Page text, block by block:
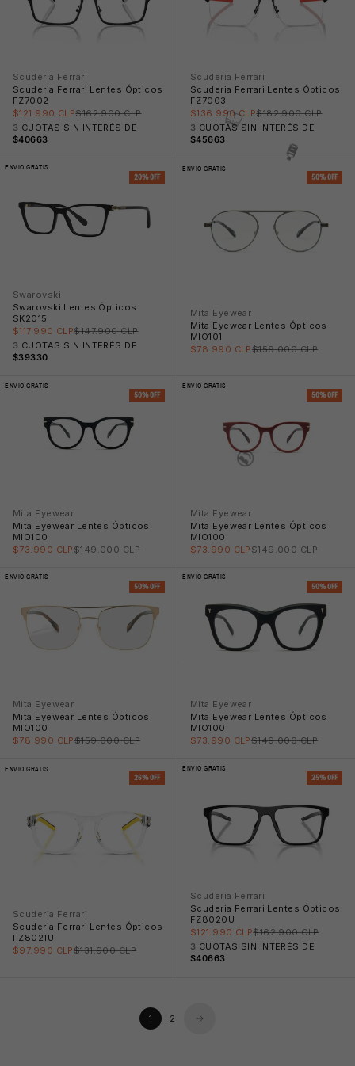
Scuderia Ferrari
Scuderia Ferrari Lentes Ópticos
FZ7002
Precio rebajado
$121.990 CLPPrecio normal
$162.900 CLP
3 CUOTAS SIN INTERÉS DE
$40663
Scuderia Ferrari
Scuderia Ferrari Lentes Ópticos
FZ7003
Precio rebajado
$136.990 CLPPrecio normal
$182.900 CLP
3 CUOTAS SIN INTERÉS DE
$45663
ENVIO GRATIS
20% OFF
Swarovski
Swarovski Lentes Ópticos
SK2015
Precio rebajado
$117.990 CLPPrecio normal
$147.900 CLP
3 CUOTAS SIN INTERÉS DE
$39330
ENVIO GRATIS
50% OFF
Mita Eyewear
Mita Eyewear Lentes Ópticos
MIO101
Precio rebajado
$78.990 CLPPrecio normal
$159.000 CLP
ENVIO GRATIS
50% OFF
Mita Eyewear
Mita Eyewear Lentes Ópticos
MIO100
Precio rebajado
$73.990 CLPPrecio normal
$149.000 CLP
ENVIO GRATIS
50% OFF
Mita Eyewear
Mita Eyewear Lentes Ópticos
MIO100
Precio rebajado
$73.990 CLPPrecio normal
$149.000 CLP
ENVIO GRATIS
50% OFF
Mita Eyewear
Mita Eyewear Lentes Ópticos
MIO100
Precio rebajado
$78.990 CLPPrecio normal
$159.000 CLP
ENVIO GRATIS
50% OFF
Mita Eyewear
Mita Eyewear Lentes Ópticos
MIO100
Precio rebajado
$73.990 CLPPrecio normal
$149.000 CLP
ENVIO GRATIS
26% OFF
Scuderia Ferrari
Scuderia Ferrari Lentes Ópticos
FZ8021U
Precio rebajado
$97.990 CLPPrecio normal
$131.900 CLP
ENVIO GRATIS
25% OFF
Scuderia Ferrari
Scuderia Ferrari Lentes Ópticos
FZ8020U
Precio rebajado
$121.990 CLPPrecio normal
$162.900 CLP
3 CUOTAS SIN INTERÉS DE
$40663
1 2
🧴
🩳
🕶️
🧴